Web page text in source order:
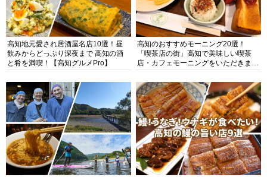
高知地元愛され居酒屋名店10選！昼
飲みからどっぷり深夜まで 高知の酒
と肴を満喫！【高知グルメPro】
高知のおすすめモーニング20選！
「喫茶店の街」高知で美味しい喫茶
店・カフェモーニングをいただきま